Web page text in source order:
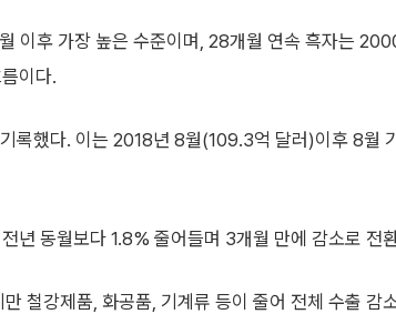
이후 가장 높은 수준이며, 28개월 연속 흑자는
이다.
록했다. 이는 2018년 8월(109.3억 달러)이후 8월 기
년 동월보다 1.8% 줄어들며 3개월 만에 감소로 전
철강제품, 화공품, 기계류 등이 줄어 전체 수출 감